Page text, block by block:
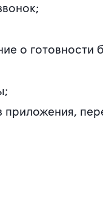
о
приложения,